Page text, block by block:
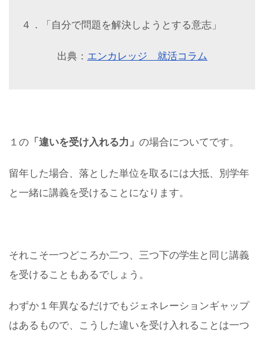
４．「自分で問題を解決しようとする意志」
出典： エンカレッジ 就活コラム
１の 「違いを受け入れる力」 の場合についてです。
留年した場合、落とした単位を取るには大抵、別学年
と一緒に講義を受けることになります。
それこそ一つどころか二つ、三つ下の学生と同じ講義
を受けることもあるでしょう。
わずか１年異なるだけでもジェネレーションギャップ
はあるもので、こうした違いを受け入れることは一つ